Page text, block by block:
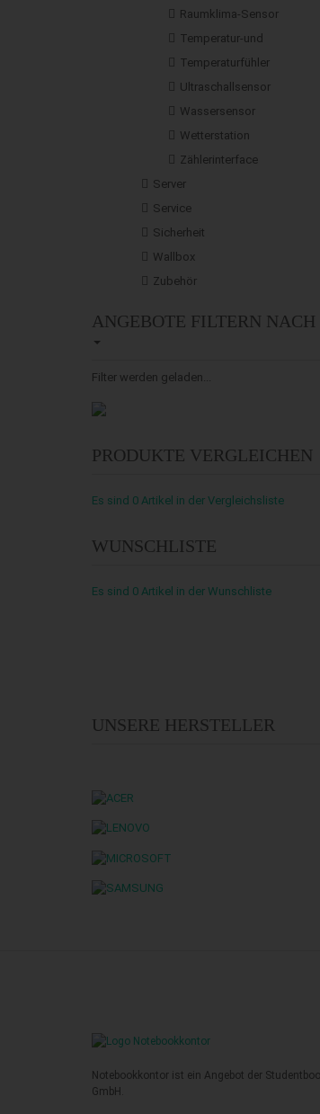
Raumklima-Sensor
Temperatur-und
Temperaturfühler
Ultraschallsensor
Wassersensor
Wetterstation
Zählerinterface
Server
Service
Sicherheit
Wallbox
Zubehör
ANGEBOTE FILTERN NACH
Filter werden geladen...
PRODUKTE VERGLEICHEN
Es sind 0 Artikel in der Vergleichsliste
WUNSCHLISTE
Es sind 0 Artikel in der Wunschliste
UNSERE HERSTELLER
Notebookkontor ist ein Angebot der
GmbH.